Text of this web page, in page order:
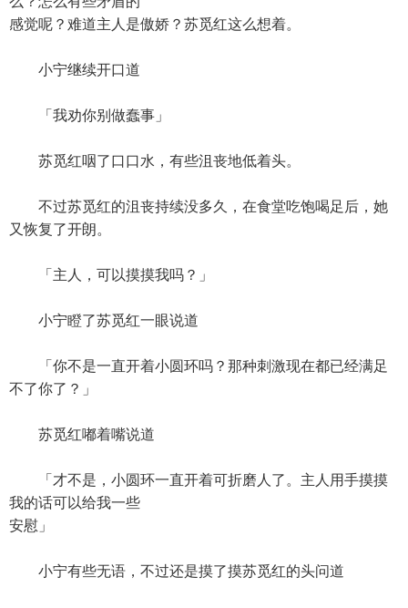
感觉呢？难道主人是傲娇？苏觅红这么想着。
小宁继续开口道
「我劝你别做蠢事」
苏觅红咽了口口水，有些沮丧地低着头。
不过苏觅红的沮丧持续没多久，在食堂吃饱喝足后，她
又恢复了开朗。
「主人，可以摸摸我吗？」
小宁瞪了苏觅红一眼说道
「你不是一直开着小圆环吗？那种刺激现在都已经满足
不了你了？」
苏觅红嘟着嘴说道
「才不是，小圆环一直开着可折磨人了。主人用手摸摸
我的话可以给我一些
安慰」
小宁有些无语，不过还是摸了摸苏觅红的头问道